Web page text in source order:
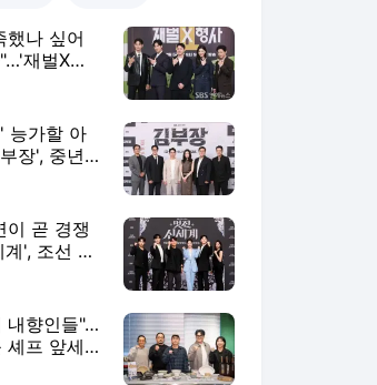
했나 싶어
재벌X형
돌아온
능가할 아
장', 중년
X윤경호
이 곧 경쟁
', 조선 악
코믹 로
내향인들"…
셰프 앞세
식 예능 판